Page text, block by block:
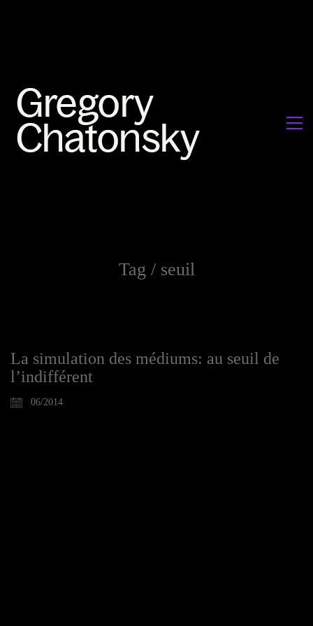
Tag / seuil
La simulation des médiums: au seuil de
l’indifférent
06/2014